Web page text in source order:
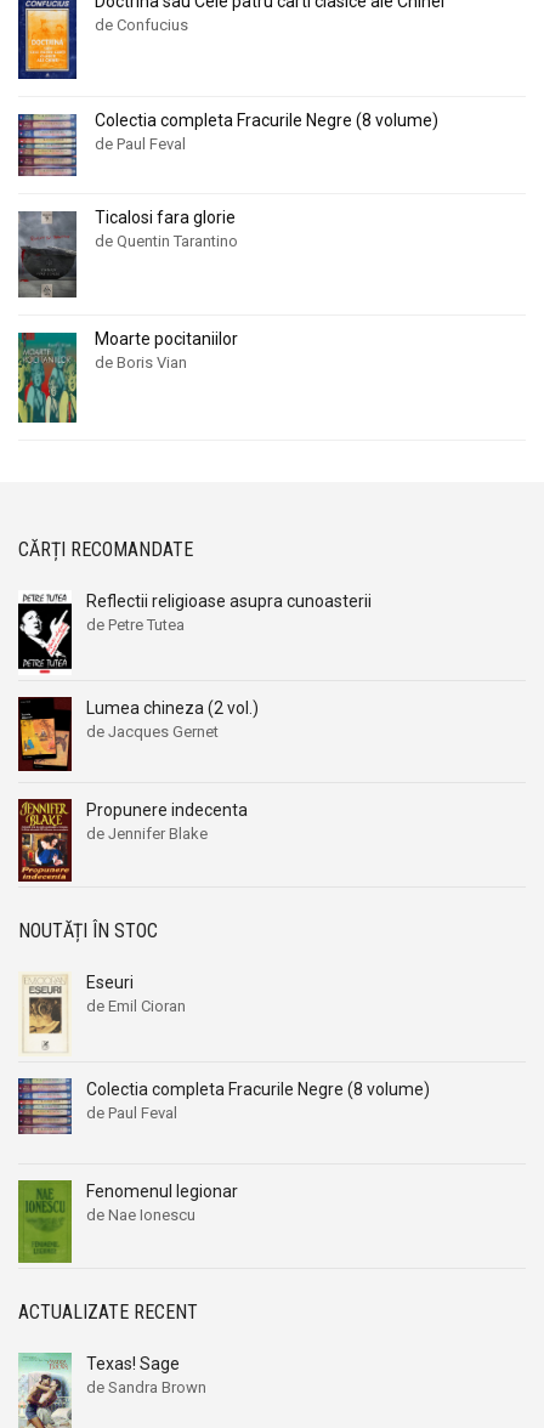
de Confucius
Colectia completa Fracurile Negre (8 volume)
de Paul Feval
Ticalosi fara glorie
de Quentin Tarantino
Moarte pocitaniilor
de Boris Vian
CĂRȚI RECOMANDATE
Reflectii religioase asupra cunoasterii
de Petre Tutea
Lumea chineza (2 vol.)
de Jacques Gernet
Propunere indecenta
de Jennifer Blake
NOUTĂȚI ÎN STOC
Eseuri
de Emil Cioran
Colectia completa Fracurile Negre (8 volume)
de Paul Feval
Fenomenul legionar
de Nae Ionescu
ACTUALIZATE RECENT
Texas! Sage
de Sandra Brown